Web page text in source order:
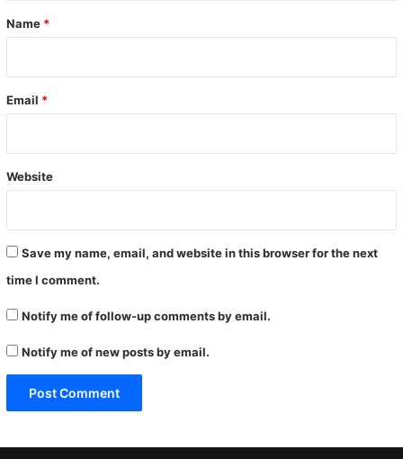
*
Name *
Email *
Website
Save my name, email, and website in this browser for the next
time I comment.
Notify me of follow-up comments by email.
Notify me of new posts by email.